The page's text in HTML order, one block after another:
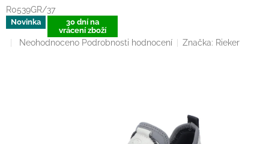
R0539GR/37
Novinka
30 dní na
vrácení zboží
Průměrné
Neohodnoceno Podrobnosti hodnocení Značka: Rieker